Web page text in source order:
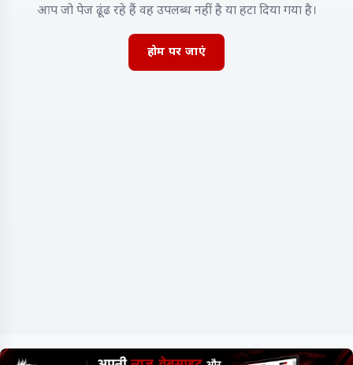
आप जो पेज ढूंढ रहे हैं वह उपलब्ध नहीं है या हटा दिया गया है।
होम पर जाएं